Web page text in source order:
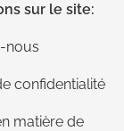
sur le site:
nous
confidentialité
matière de